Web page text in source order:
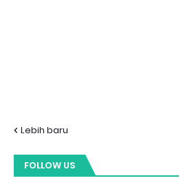
Lebih baru
FOLLOW US